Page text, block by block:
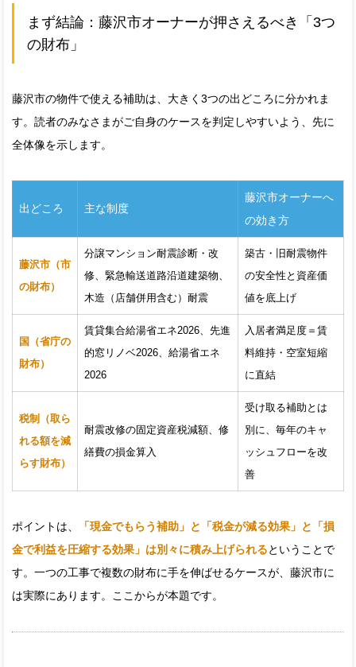
まず結論：藤沢市オーナーが押さえるべき「3つ
の財布」
藤沢市の物件で使える補助は、大きく3つの出どころに分かれま
す。読者のみなさまがご自身のケースを判定しやすいよう、先に
全体像を示します。
出どころ 主な制度
藤沢市オーナーへ
の効き方
藤沢市（市
の財布）
分譲マンション耐震診断・改
修、緊急輸送道路沿道建築物、
木造（店舗併用含む）耐震
築古・旧耐震物件
の安全性と資産価
値を底上げ
国（省庁の
財布）
賃貸集合給湯省エネ2026、先進
的窓リノベ2026、給湯省エネ
2026
入居者満足度＝賃
料維持・空室短縮
に直結
税制（取ら
れる額を減
らす財布）
耐震改修の固定資産税減額、修
繕費の損金算入
受け取る補助とは
別に、毎年のキャ
ッシュフローを改
善
ポイントは、
「現金でもらう補助」と「税金が減る効果」と「損
金で利益を圧縮する効果」は別々に積み上げられるということで
す。一つの工事で複数の財布に手を伸ばせるケースが、藤沢市に
は実際にあります。ここからが本題です。